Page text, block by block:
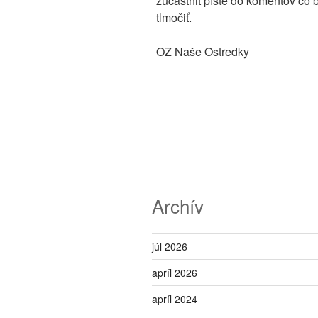
tlmočiť.
OZ Naše Ostredky
Archív
júl 2026
apríl 2026
apríl 2024